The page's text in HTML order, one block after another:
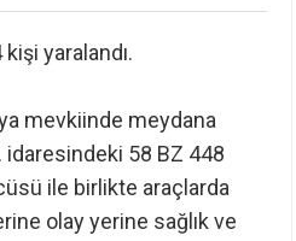
yaralandı.
mevkiinde meydana
idaresindeki 58 BZ 448
ile birlikte araçlarda
olay yerine sağlık ve